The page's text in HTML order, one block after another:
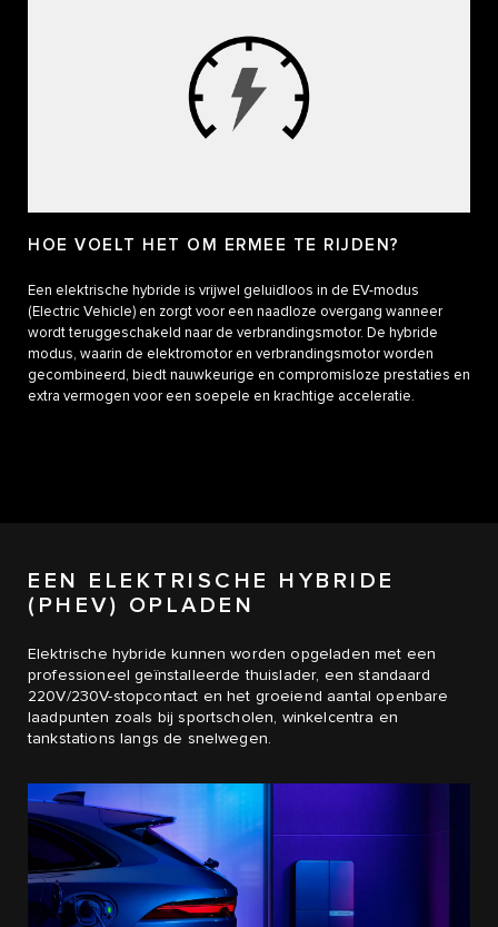
HOE VOELT HET OM ERMEE TE RIJDEN?
Een elektrische hybride is vrijwel geluidloos in de EV-modus
(Electric Vehicle) en zorgt voor een naadloze overgang wanneer
wordt teruggeschakeld naar de verbrandingsmotor. De hybride
modus, waarin de elektromotor en verbrandingsmotor worden
gecombineerd, biedt nauwkeurige en compromisloze prestaties en
extra vermogen voor een soepele en krachtige acceleratie.
EEN ELEKTRISCHE HYBRIDE
(PHEV) OPLADEN
Elektrische hybride kunnen worden opgeladen met een
professioneel geïnstalleerde thuislader, een standaard
220V/230V-stopcontact en het groeiend aantal openbare
laadpunten zoals bij sportscholen, winkelcentra en
tankstations langs de snelwegen.